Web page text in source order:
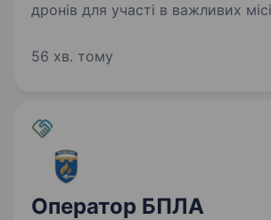
дронів для участі в важливих
на високому рівні
56 хв. тому
Оператор БПЛА